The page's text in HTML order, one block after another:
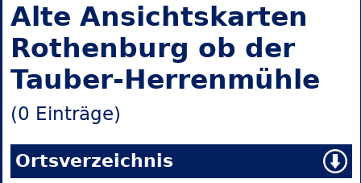
Alte Ansichtskarten
Rothenburg ob der
Tauber-Herrenmühle
(0 Einträge)
Ortsverzeichnis